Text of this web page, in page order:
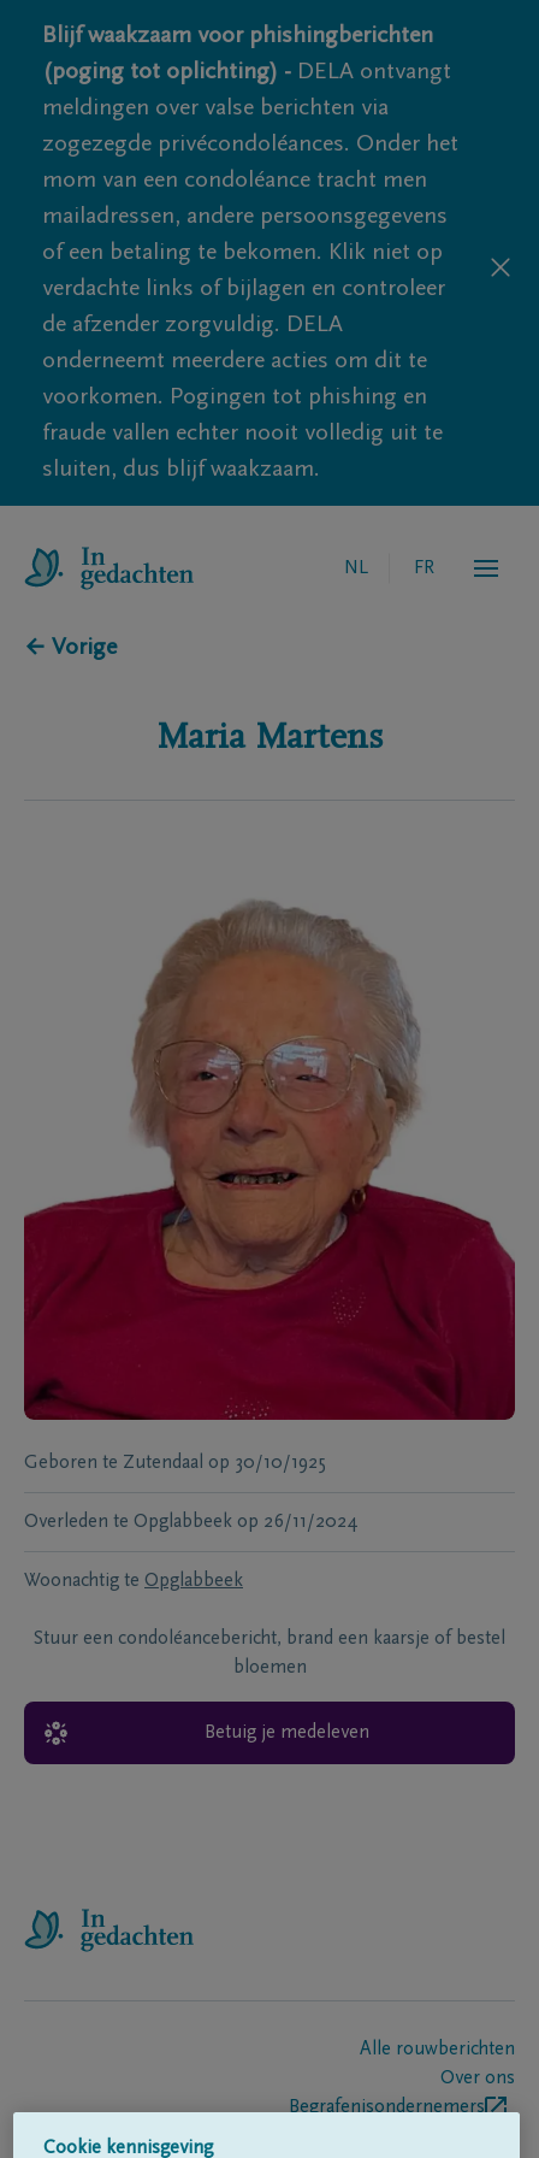
Blijf waakzaam voor phishingberichten
(poging tot oplichting) - DELA ontvangt
meldingen over valse berichten via
zogezegde privécondoléances. Onder het
mom van een condoléance tracht men
mailadressen, andere persoonsgegevens
of een betaling te bekomen. Klik niet op
verdachte links of bijlagen en controleer
de afzender zorgvuldig. DELA
onderneemt meerdere acties om dit te
voorkomen. Pogingen tot phishing en
fraude vallen echter nooit volledig uit te
sluiten, dus blijf waakzaam.
NL FR
← Vorige
Maria Martens
Geboren te Zutendaal op 30/10/1925
Overleden te Opglabbeek op 26/11/2024
Woonachtig te Opglabbeek
Stuur een condoléancebericht, brand een kaarsje of bestel
bloemen
Betuig je medeleven
Alle rouwberichten
Over ons
Begrafenisondernemers
Cookie kennisgeving